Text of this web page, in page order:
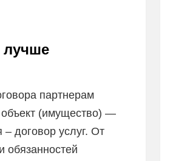
лучше
партнерам
объект (имущество) —
договор услуг. От
обязанностей